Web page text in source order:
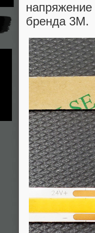
бренда 3M.